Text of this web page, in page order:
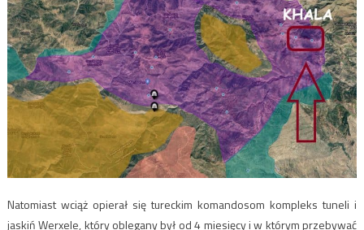
Natomiast wciąż opierał się tureckim komandosom kompleks tuneli i
jaskiń Werxele, który oblegany był od 4 miesięcy i w którym przebywać